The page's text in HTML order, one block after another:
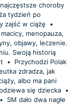
choroby
tydzień po
zajść w ciążę
•
menopauza,
objawy, leczenie.
Swoją historią
•
Przychodzi Polak
zdradza, jak
albo ma pani
się dziecka •
•
SM dało dwa nagłe